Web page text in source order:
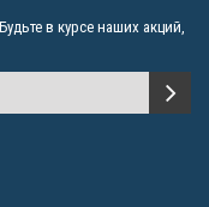
Будьте в курсе наших акций,